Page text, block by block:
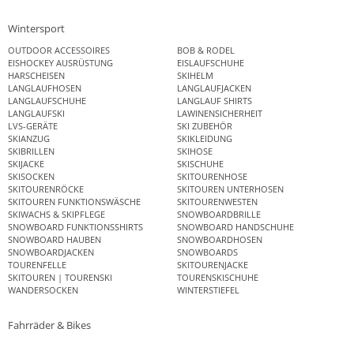
Wintersport
OUTDOOR ACCESSOIRES
BOB & RODEL
EISHOCKEY AUSRÜSTUNG
EISLAUFSCHUHE
HARSCHEISEN
SKIHELM
LANGLAUFHOSEN
LANGLAUFJACKEN
LANGLAUFSCHUHE
LANGLAUF SHIRTS
LANGLAUFSKI
LAWINENSICHERHEIT
LVS-GERÄTE
SKI ZUBEHÖR
SKIANZUG
SKIKLEIDUNG
SKIBRILLEN
SKIHOSE
SKIJACKE
SKISCHUHE
SKISOCKEN
SKITOURENHOSE
SKITOURENRÖCKE
SKITOUREN UNTERHOSEN
SKITOUREN FUNKTIONSWÄSCHE
SKITOURENWESTEN
SKIWACHS & SKIPFLEGE
SNOWBOARDBRILLE
SNOWBOARD FUNKTIONSSHIRTS
SNOWBOARD HANDSCHUHE
SNOWBOARD HAUBEN
SNOWBOARDHOSEN
SNOWBOARDJACKEN
SNOWBOARDS
TOURENFELLE
SKITOURENJACKE
SKITOUREN | TOURENSKI
TOURENSKISCHUHE
WANDERSOCKEN
WINTERSTIEFEL
Fahrräder & Bikes